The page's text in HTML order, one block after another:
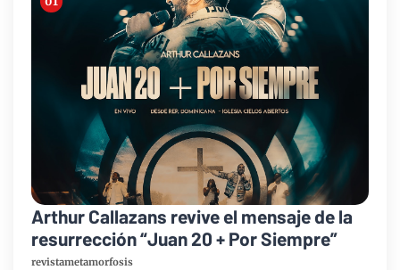
Arthur Callazans revive el mensaje de la
resurrección “Juan 20 + Por Siempre”
revistametamorfosis